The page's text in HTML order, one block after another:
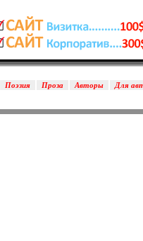
Поэзия Проза Авторы Для